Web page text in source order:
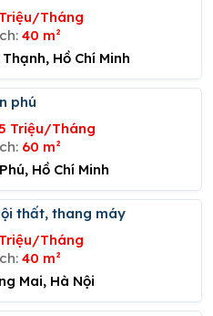
Tháng
40 m²
Hồ Chí Minh
phú
Triệu/Tháng
60 m²
Hồ Chí Minh
thất, thang máy
Tháng
40 m²
Mai, Hà Nội